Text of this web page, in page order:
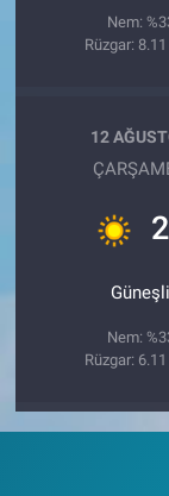
Nem:
Rüzgar:
12
Güneşli
Nem:
Rüzgar: